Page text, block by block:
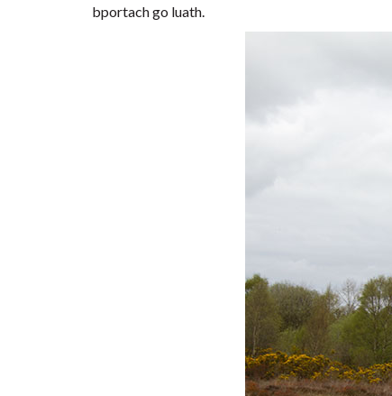
bportach go luath.